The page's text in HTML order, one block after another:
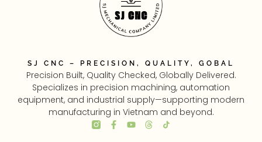
SJ CNC – PRECISION, QUALITY, GOBAL
Precision Built, Quality Checked, Globally Delivered.
Specializes in precision machining, automation
equipment, and industrial supply—supporting modern
manufacturing in Vietnam and beyond.